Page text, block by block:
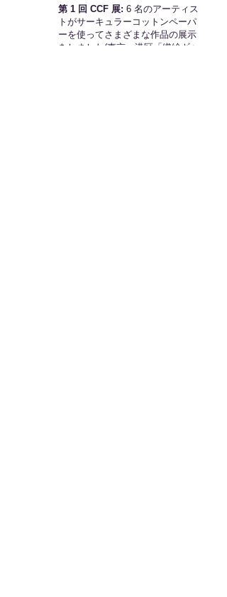
第 1 回 CCF 展: 6 名のアーティス
トがサーキュラーコットンペーパ
ーを使ってさまざまな作品の展示
をしました(東京・港区「織絵ギャ